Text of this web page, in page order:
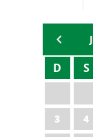
D S
3
4